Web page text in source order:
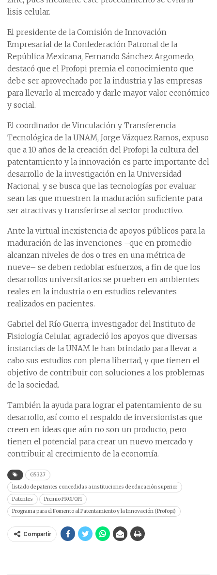
lisis celular.
El presidente de la Comisión de Innovación
Empresarial de la Confederación Patronal de la
República Mexicana, Fernando Sánchez Argomedo,
destacó que el Profopi premia el conocimiento que
debe ser aprovechado por la industria y las empresas
para llevarlo al mercado y darle mayor valor económico
y social.
El coordinador de Vinculación y Transferencia
Tecnológica de la UNAM, Jorge Vázquez Ramos, expuso
que a 10 años de la creación del Profopi la cultura del
patentamiento y la innovación es parte importante del
desarrollo de la investigación en la Universidad
Nacional, y se busca que las tecnologías por evaluar
sean las que muestren la maduración suficiente para
ser atractivas y transferirse al sector productivo.
Ante la virtual inexistencia de apoyos públicos para la
maduración de las invenciones –que en promedio
alcanzan niveles de dos o tres en una métrica de
nueve– se deben redoblar esfuerzos, a fin de que los
desarrollos universitarios se prueben en ambientes
reales en la industria o en estudios relevantes
realizados en pacientes.
Gabriel del Río Guerra, investigador del Instituto de
Fisiología Celular, agradeció los apoyos que diversas
instancias de la UNAM le han brindado para llevar a
cabo sus estudios con plena libertad, y que tienen el
objetivo de contribuir con soluciones a los problemas
de la sociedad.
También la ayuda para lograr el patentamiento de su
desarrollo, así como el respaldo de inversionistas que
creen en ideas que aún no son un producto, pero
tienen el potencial para crear un nuevo mercado y
contribuir al crecimiento de la economía.
G5327
listado de patentes concedidas a instituciones de educación superior
Patentes
Premio PROFOPI
Programa para el Fomento al Patentamiento y la Innovación (Profopi)
Compartir